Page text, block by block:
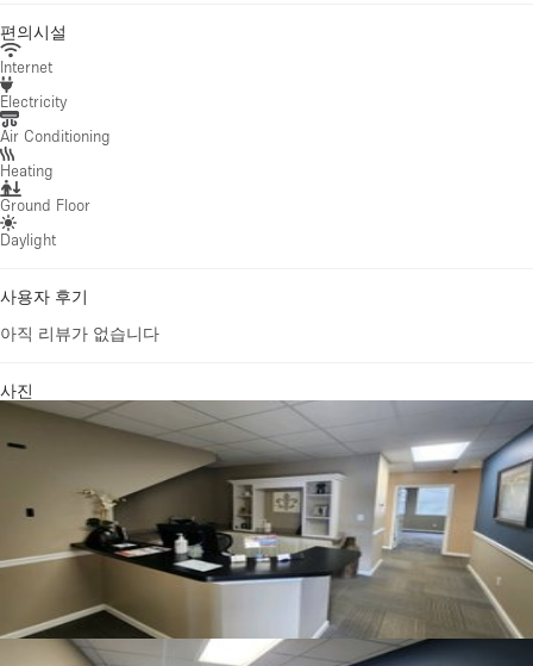
편의시설
Internet
Electricity
Air Conditioning
Heating
Ground Floor
Daylight
사용자 후기
아직 리뷰가 없습니다
사진